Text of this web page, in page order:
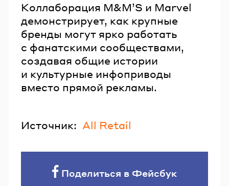
Коллаборация M&MʼS и Marvel
демонстрирует, как крупные
бренды могут ярко работать
с фанатскими сообществами,
создавая общие истории
и культурные инфоприводы
вместо прямой рекламы.
Источник: All Retail
Поделиться в Фейсбук